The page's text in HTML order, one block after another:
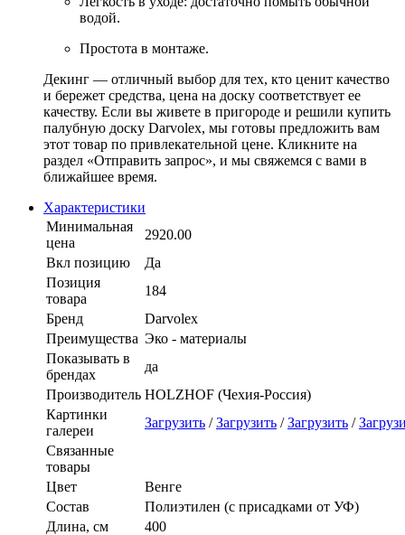
водой.
Простота в монтаже.
Декинг — отличный выбор для тех, кто ценит качество
и бережет средства, цена на доску соответствует ее
качеству. Если вы живете в пригороде и решили купить
палубную доску Darvolex, мы готовы предложить вам
этот товар по привлекательной цене. Кликните на
раздел «Отправить запрос», и мы свяжемся с вами в
ближайшее время.
Характеристики
Минимальная
цена
2920.00
Вкл позицию
Да
Позиция
товара
184
Бренд
Darvolex
Преимущества Эко - материалы
Показывать в
брендах
да
Производитель HOLZHOF (Чехия-Россия)
Картинки
галереи
Загрузить /Загрузить /Загрузить /
Связанные
товары
Цвет
Венге
Состав
Полиэтилен (с присадками от УФ)
Длина, см
400